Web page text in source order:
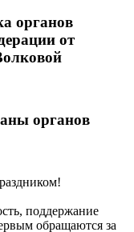
органов
от
органов
поддержание
обращаются за